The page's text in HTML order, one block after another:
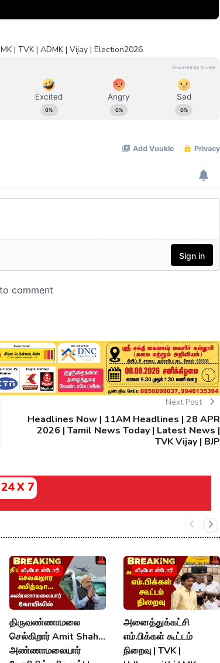
| TVK | ADMK | Vijay | Election2026
Next Post
Headlines Now | 11AM Headlines | 28 APR
2026 | Tamil News Today | Latest News |
TVK Vijay | BJP
X 7
வீடியோ ஸ்டோரி
திருவண்ணாமலை
செல்கிறார் Amit Shah...
அண்ணாமலையார்
வீடியோ ஸ்டோரி
அனைத்துக்கட்சி
எம்.பிக்கள் கூட்டம்
நிறைவு | TVK |